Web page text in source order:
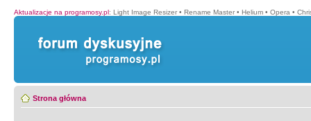
Aktualizacje na programosy.pl: Light Image Resizer • Rename Master • Helium • Opera •
Strona główna